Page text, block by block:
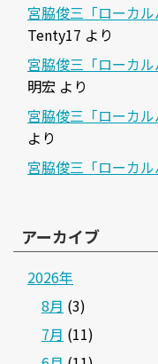
宮脇俊三「ローカ
Tenty17 より
宮脇俊三「ローカ
明宏 より
宮脇俊三「ローカ
より
宮脇俊三「ローカ
アーカイブ
2026年
8月 (3)
7月 (11)